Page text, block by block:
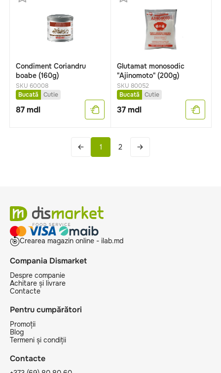
Condiment Coriandru
boabe (160g)
SKU 60008
Bucată
Cutie
87mdl
Glutamat monosodic
"Ajinomoto" (200g)
SKU 80052
Bucată
Cutie
37mdl
1 2
Crearea magazin online - ilab.md
Compania Dismarket
Despre companie
Achitare și livrare
Contacte
Pentru cumpărători
Promoții
Blog
Termeni și condiții
Contacte